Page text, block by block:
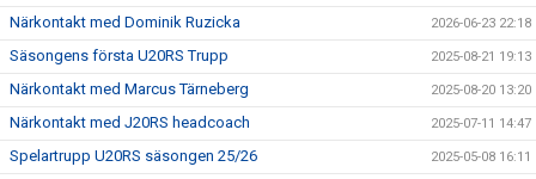
Närkontakt med Dominik Ruzicka 2026-06-23 22:18
Säsongens första U20RS Trupp 2025-08-21 19:13
Närkontakt med Marcus Tärneberg 2025-08-20 13:20
Närkontakt med J20RS headcoach 2025-07-11 14:47
Spelartrupp U20RS säsongen 25/26 2025-05-08 16:11